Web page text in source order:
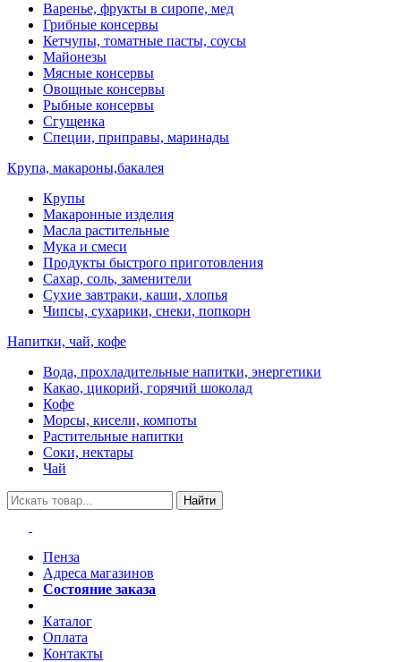
Варенье, фрукты в сиропе, мед
Грибные консервы
Кетчупы, томатные пасты, соусы
Майонезы
Мясные консервы
Овощные консервы
Рыбные консервы
Сгущенка
Специи, приправы, маринады
Крупа, макароны,бакалея
Крупы
Макаронные изделия
Масла растительные
Мука и смеси
Продукты быстрого приготовления
Сахар, соль, заменители
Сухие завтраки, каши, хлопья
Чипсы, сухарики, снеки, попкорн
Напитки, чай, кофе
Вода, прохладительные напитки, энергетики
Какао, цикорий, горячий шоколад
Кофе
Морсы, кисели, компоты
Растительные напитки
Соки, нектары
Чай
Найти
Пенза
Адреса магазинов
Состояние заказа
Каталог
Оплата
Контакты